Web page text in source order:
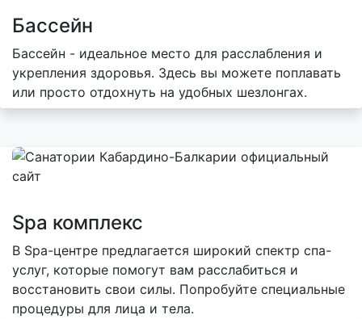
Бассейн
Бассейн - идеальное место для расслабления и
укрепления здоровья. Здесь вы можете поплавать
или просто отдохнуть на удобных шезлонгах.
Spa комплекс
В Spa-центре предлагается широкий спектр спа-
услуг, которые помогут вам расслабиться и
восстановить свои силы. Попробуйте специальные
процедуры для лица и тела.